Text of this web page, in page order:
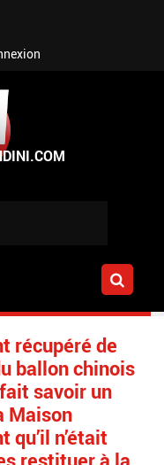
récupéré de
ballon chinois
savoir un
Maison
qu’il n’était